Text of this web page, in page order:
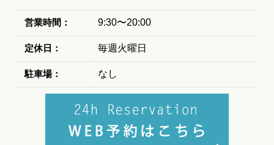
営業時間： 9:30〜20:00
定休日： 毎週火曜日
駐車場： なし